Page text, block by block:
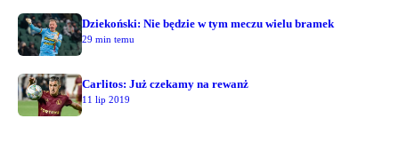
Dziekoński: Nie będzie w tym meczu wielu bramek
29 min temu
Carlitos: Już czekamy na rewanż
11 lip 2019